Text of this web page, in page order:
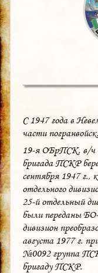
С 1947 года в
части погранвойск.
19-я ОБрПСК, в/ч
бригада ПСКР
сентября 1947 г.,
отдельного
25-й отдельный
были переданы
дивизион
августа 1977 г.
№0092 группа
бригаду ПСКР.